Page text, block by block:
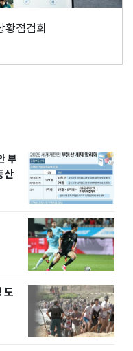
황점검회
부
산
도